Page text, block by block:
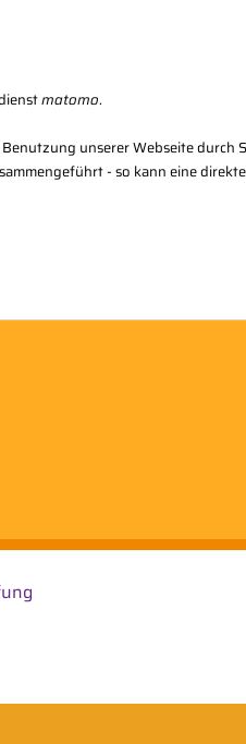
matomo.
unserer Webseite
- so kann eine